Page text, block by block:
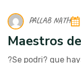
PALLAB NATH
Maestros
?Se podri? que